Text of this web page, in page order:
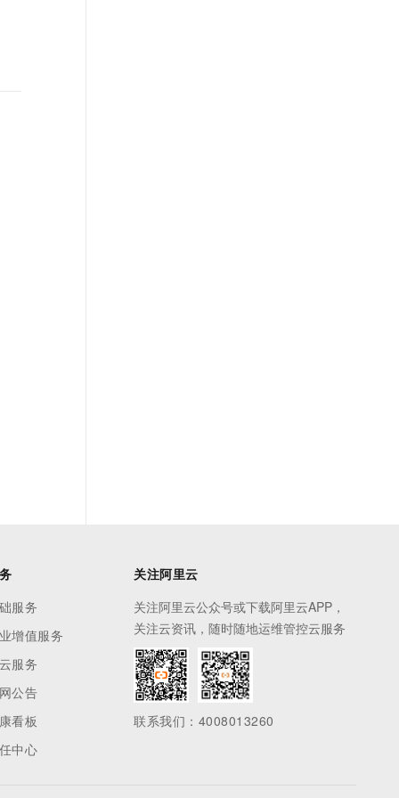
服务
增值服务
服务
公告
看板
中心
关注阿里云
关注阿里云公众号或下载阿里云APP，
关注云资讯，随时随地运维管控云服务
联系我们：4008013260